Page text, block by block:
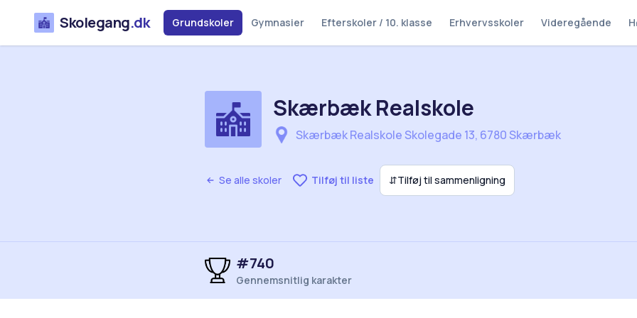
Skolegang.dk Grundskoler Gymnasier Efterskoler / 10. klasse Erhvervsskoler Videregående
Se alle skoler Tilføj til liste ⇵Tilføj til sammenligning
Skærbæk Realskole
Skærbæk Realskole Skolegade 13, 6780 Skærbæk
#740
Gennemsnitlig karakter